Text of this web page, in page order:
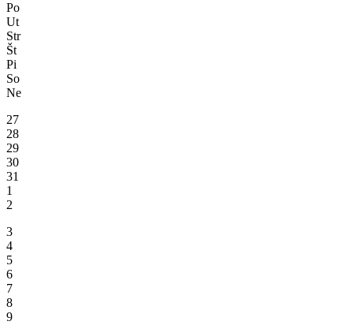
Po
Ut
Str
Št
Pi
So
Ne
27
28
29
30
31
1
2
3
4
5
6
7
8
9